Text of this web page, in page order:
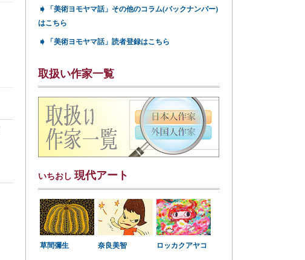
➧
「美術ヨモヤマ話」その他のコラム(バックナンバー)
はこちら
➧ 「美術ヨモヤマ話」読者登録はこちら
取扱い作家一覧
いちおし 現代アート
草間彌生 奈良美智 ロッカクアヤコ